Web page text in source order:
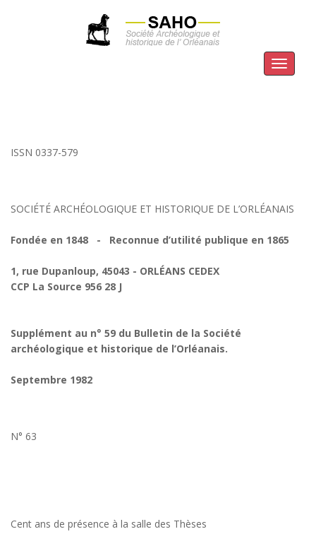
Menu
ISSN 0337-579
SOCIÉTÉ ARCHÉOLOGIQUE ET HISTORIQUE DE L’ORLÉANAIS
Fondée en 1848 - Reconnue d’utilité publique en 1865
1, rue Dupanloup, 45043 - ORLÉANS CEDEX
CCP La Source 956 28 J
Supplément au n° 59 du Bulletin de la Société
archéologique et historique de l’Orléanais.
Septembre 1982
N° 63
Cent ans de présence à la salle des Thèses